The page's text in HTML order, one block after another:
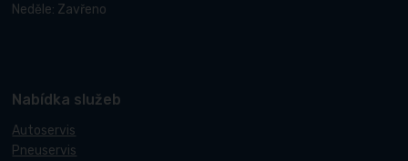
Neděle: Zavřeno
Nabídka služeb
Autoservis
Pneuservis